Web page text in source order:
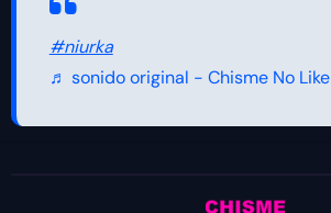
#niurka
♬ sonido original - Chisme No Like